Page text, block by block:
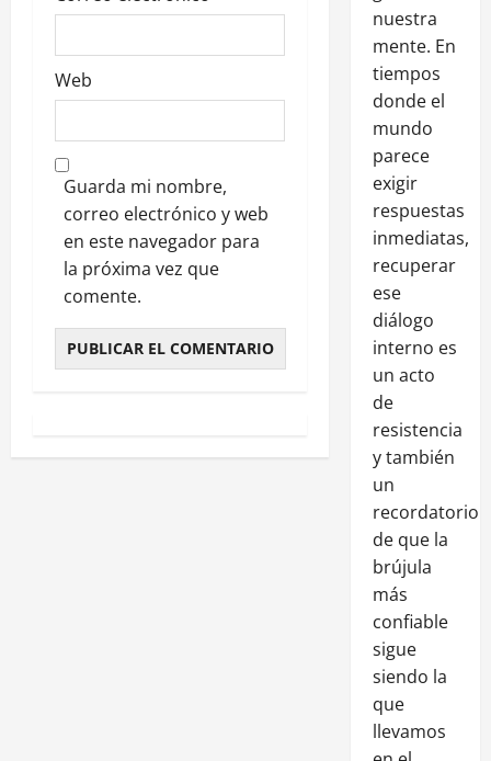
Web
Guarda mi nombre,
correo electrónico y web
en este navegador para
la próxima vez que
comente.
nuestra
mente. En
tiempos
donde el
mundo
parece
exigir
respuestas
inmediatas,
recuperar
ese
diálogo
interno es
un acto
de
resistencia
y también
un
recordatorio
de que la
brújula
más
confiable
sigue
siendo la
que
llevamos